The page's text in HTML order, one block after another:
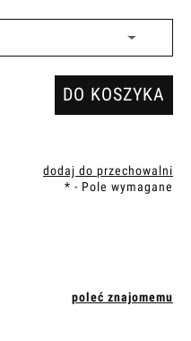
DO KOSZYKA
dodaj do przechowalni
* - Pole wymagane
poleć znajomemu